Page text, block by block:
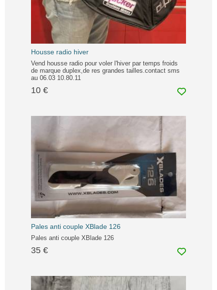
Housse radio hiver
Vend housse radio pour voler l'hiver par temps froids
de marque duplex,de res grandes tailles.contact sms
au 06.03 10.80.11
10 €
Pales anti couple XBlade 126
Pales anti couple XBlade 126
35 €